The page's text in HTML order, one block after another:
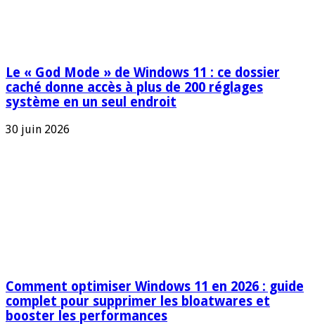
Le « God Mode » de Windows 11 : ce dossier
caché donne accès à plus de 200 réglages
système en un seul endroit
30 juin 2026
Comment optimiser Windows 11 en 2026 : guide
complet pour supprimer les bloatwares et
booster les performances